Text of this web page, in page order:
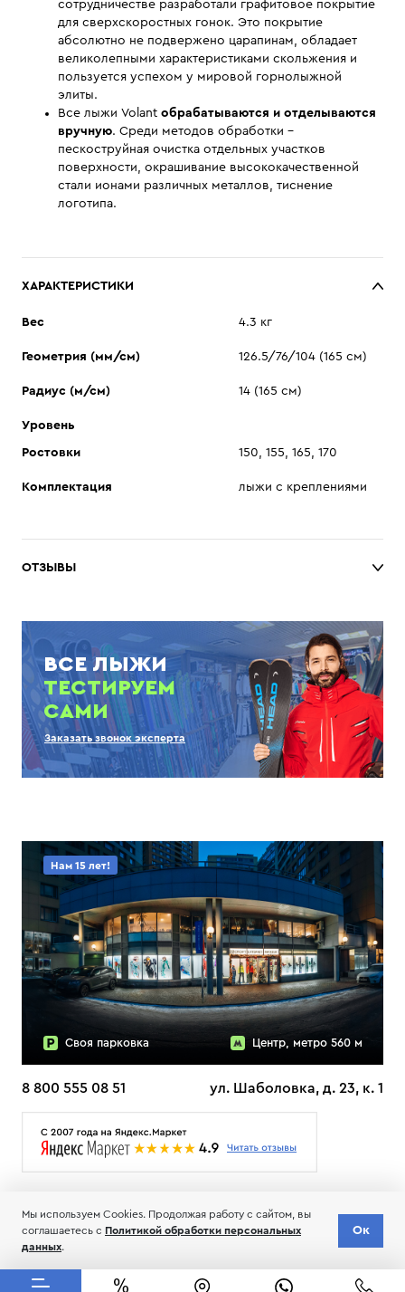
сотрудничестве разработали графитовое покрытие
для сверхскоростных гонок. Это покрытие
абсолютно не подвержено царапинам, обладает
великолепными характеристиками скольжения и
пользуется успехом у мировой горнолыжной
элиты.
Все лыжи Volant обрабатываются и отделываются
вручную. Среди методов обработки –
пескоструйная очистка отдельных участков
поверхности, окрашивание высококачественной
стали ионами различных металлов, тиснение
логотипа.
ХАРАКТЕРИСТИКИ
Вес 4.3 кг
Геометрия (мм/см) 126.5/76/104 (165 см)
Радиус (м/см) 14 (165 см)
Уровень
Ростовки 150, 155, 165, 170
Комплектация лыжи с креплениями
ОТЗЫВЫ
ВСЕ ЛЫЖИ
ТЕСТИРУЕМ
САМИ
Заказать звонок эксперта
Нам 15 лет!
Своя парковка Центр, метро 560 м
8 800 555 08 51 ул. Шаболовка, д. 23, к. 1
Мы используем Cookies. Продолжая работу с сайтом, вы
соглашаетесь с Политикой обработки персональных
данных.
Ок